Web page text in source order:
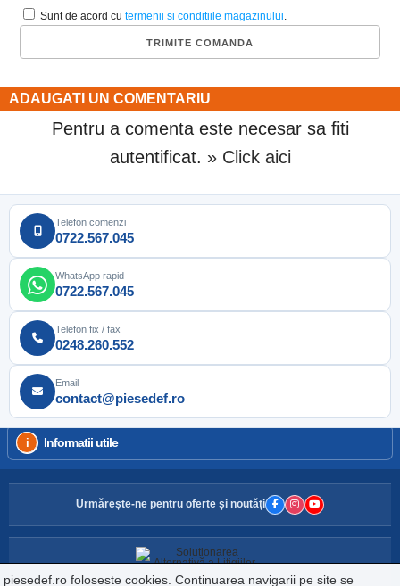
Sunt de acord cutermenii si conditiile magazinului
ADAUGATI UN COMENTARIU
Pentru a comenta este necesar sa fiti
autentificat. » Click aici
Telefon comenzi
0722.567.045
WhatsApp rapid
0722.567.045
Telefon fix / fax
0248.260.552
Email
contact@piesedef.ro
Informatii utile
Urmărește-ne pentru oferte și noutăți
piesedef.ro foloseste cookies. Continuarea navigarii pe site se